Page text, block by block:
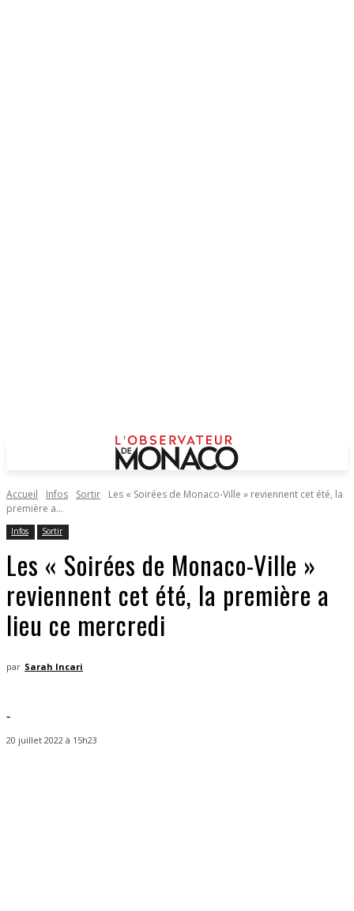
Accueil Infos Sortir
Les « Soirées de Monaco-Ville » reviennent cet été, la
première a...
Infos Sortir
Les « Soirées de Monaco-Ville »
reviennent cet été, la première a
lieu ce mercredi
par Sarah Incari
-
20 juillet 2022 à 15h23